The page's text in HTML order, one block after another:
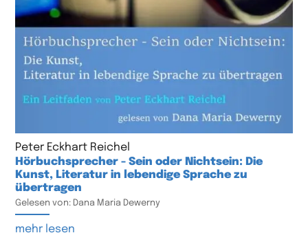
Peter Eckhart Reichel
Hörbuchsprecher - Sein oder Nichtsein: Die
Kunst, Literatur in lebendige Sprache zu
übertragen
Gelesen von: Dana Maria Dewerny
mehr lesen